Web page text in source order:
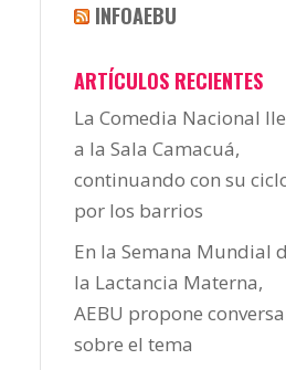
INFOAEBU
ARTÍCULOS RECIENTES
La Comedia Nacional
a la Sala Camacuá,
continuando con su
por los barrios
En la Semana Mundial
la Lactancia Materna,
AEBU propone
sobre el tema